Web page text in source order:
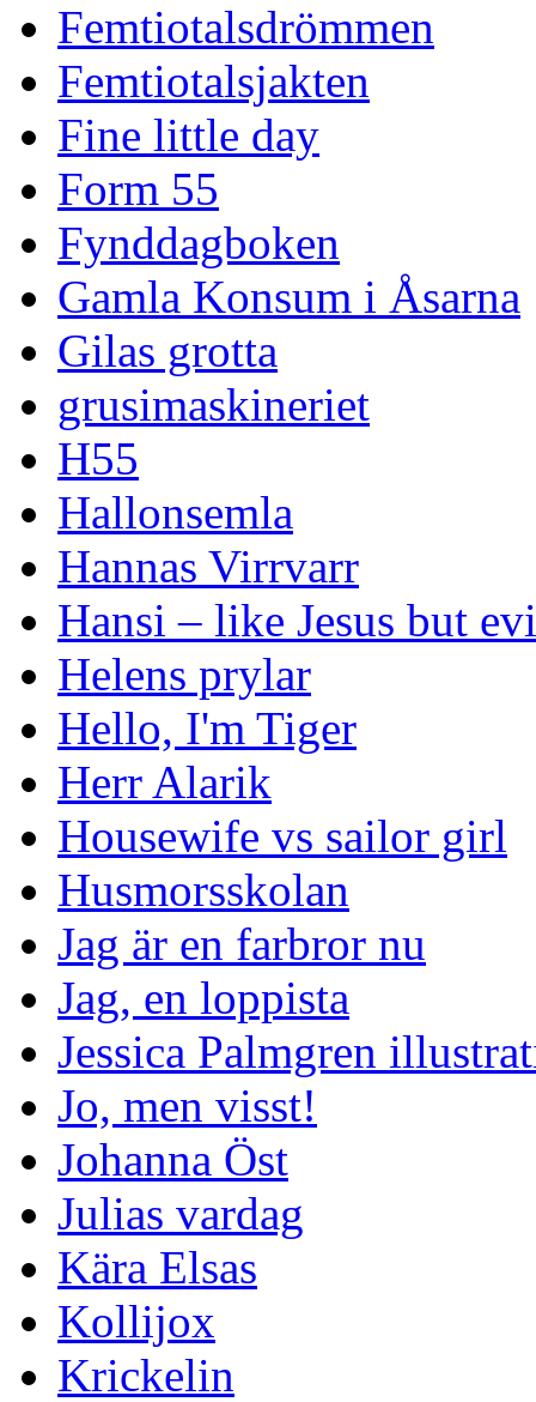
Femtiotalsdrömmen
Femtiotalsjakten
Fine little day
Form 55
Fynddagboken
Gamla Konsum i Åsarna
Gilas grotta
grusimaskineriet
H55
Hallonsemla
Hannas Virrvarr
Hansi – like Jesus but
Helens prylar
Hello, I'm Tiger
Herr Alarik
Housewife vs sailor girl
Husmorsskolan
Jag är en farbror nu
Jag, en loppista
Jessica Palmgren
Jo, men visst!
Johanna Öst
Julias vardag
Kära Elsas
Kollijox
Krickelin